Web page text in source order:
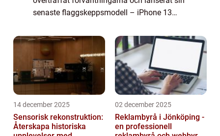
senaste flaggskeppsmodell – iPhone 13
ikoniska iPhone-serien och erbjuder...
14 december 2025
Sensorisk rekonstruktion:
Återskapa historiska
02 december 2025
Reklambyrå i Jönköping -
en professionell